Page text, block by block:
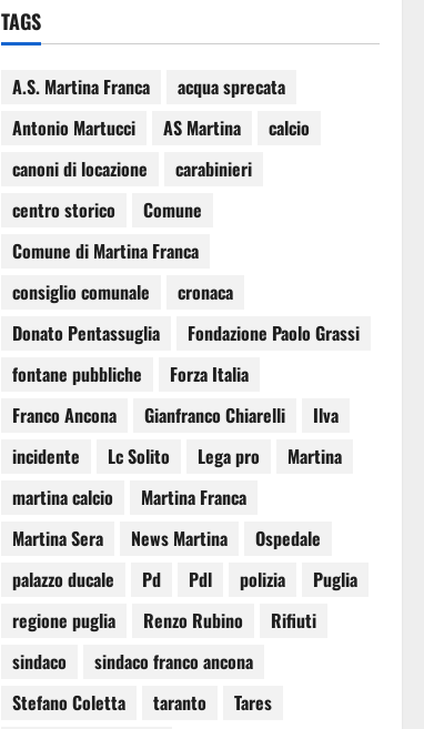
TAGS
A.S. Martina Franca
acqua sprecata
Antonio Martucci
AS Martina
calcio
canoni di locazione
carabinieri
centro storico
Comune
Comune di Martina Franca
consiglio comunale
cronaca
Donato Pentassuglia
Fondazione Paolo Grassi
fontane pubbliche
Forza Italia
Franco Ancona
Gianfranco Chiarelli
Ilva
incidente
Lc Solito Lega pro
Martina
martina calcio
Martina Franca
Martina Sera
News Martina
Ospedale
palazzo ducale
Pd Pdl polizia
Puglia
regione puglia
Renzo Rubino
Rifiuti
sindaco
sindaco franco ancona
Stefano Coletta
taranto
Tares